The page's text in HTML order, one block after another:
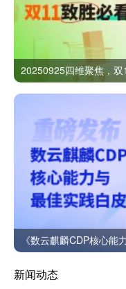
20250925四维聚焦，
《数云麒麟CDP核心能
新闻动态